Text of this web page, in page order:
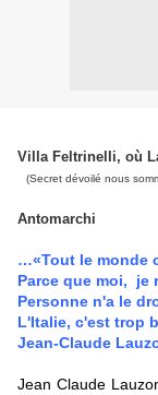
Villa Feltrinelli, où
(Secret dévoilé nous
Antomarchi
…«Tout le monde
Parce que moi, je
Personne n'a le
L'Italie, c'est trop
Jean-Claude
Jean Claude